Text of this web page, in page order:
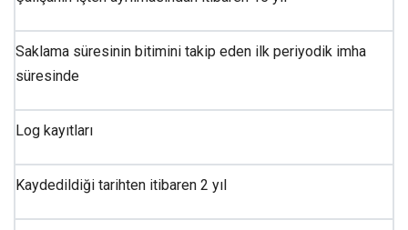
Saklama süresinin bitimini takip eden ilk periyodik imha
süresinde
Log kayıtları
Kaydedildiği tarihten itibaren 2 yıl